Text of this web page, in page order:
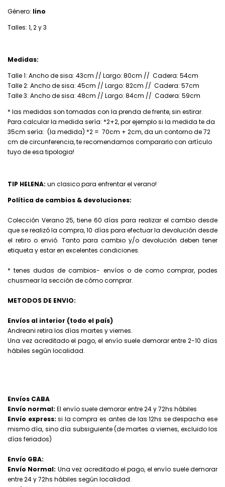
Género: lino
Talles: 1, 2 y 3
Medidas:
Talle 1: Ancho de sisa: 43cm // Largo: 80cm // Cadera: 54cm
Talle 2: Ancho de sisa: 45cm // Largo: 82cm // Cadera: 57cm
Talle 3: Ancho de sisa: 48cm // Largo: 84cm // Cadera: 59cm
* las medidas son tomadas con la prenda de frente, sin estirar.
Para calcular la medida sería: *2+2, por ejemplo si la medida te da
35cm sería: (la medida) *2 = 70cm + 2cm, da un contorno de 72
cm de circunferencia, te recomendamos compararlo con artículo
tuyo de esa tipologia!
TIP HELENA: un clasico para enfrentar el verano!
Política de cambios & devoluciones:
Colección Verano 25, tiene 60 días para realizar el cambio desde
que se realizó la compra, 10 días para efectuar la devolución desde
el retiro o envió. Tanto para cambio y/o devolución deben tener
etiqueta y estar en excelentes condiciones.
* tenes dudas de cambios- envíos o de como comprar, podes
chusmear la sección de cómo comprar.
METODOS DE ENVIO:
Envíos al interior (todo el país)
Andreani retira los días martes y viernes.
Una vez acreditado el pago, el envío suele demorar entre 2-10 días
hábiles según localidad.
Envíos CABA
Envío normal: El envío suele demorar entre 24 y 72hs hábiles
Envío express: si la compra es antes de las 12hs se despacha ese
mismo día, sino día subsiguiente (de martes a viernes, excluido los
días feriados)
Envío GBA:
Envío Normal: Una vez acreditado el pago, el envío suele demorar
entre 24 y 72hs hábiles según localidad.